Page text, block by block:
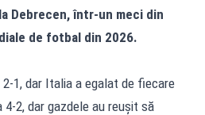
Debrecen, într-un meci din
de fotbal din 2026.
1, dar Italia a egalat de fiecare
2, dar gazdele au reușit să